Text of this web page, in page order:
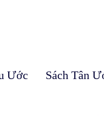
Ước Sách Tân